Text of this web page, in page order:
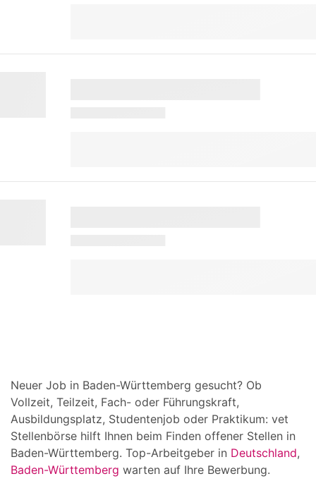
Neuer Job in Baden-Württemberg gesucht? Ob
Vollzeit, Teilzeit, Fach- oder Führungskraft,
Ausbildungsplatz, Studentenjob oder Praktikum: vet
Stellenbörse hilft Ihnen beim Finden offener Stellen in
Baden-Württemberg. Top-Arbeitgeber in Deutschland,
Baden-Württemberg warten auf Ihre Bewerbung.